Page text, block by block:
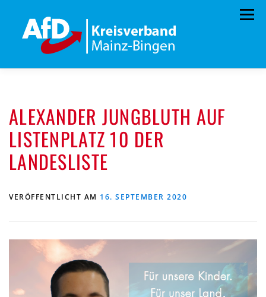
springen
Menü
PROGRAMM ORGANIGRAMM SPENDEN
KONTAKT DATENSCHUTZ
ALEXANDER JUNGBLUTH AUF
LISTENPLATZ 10 DER
LANDESLISTE
VERÖFFENTLICHT AM 16. SEPTEMBER 2020